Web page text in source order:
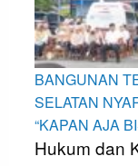
BANGUNAN
SELATAN
“KAPAN AJA
Hukum dan